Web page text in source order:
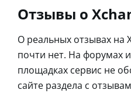
Отзывы о
О реальных отзывах на
почти нет. На форумах
площадках сервис не
сайте раздела с